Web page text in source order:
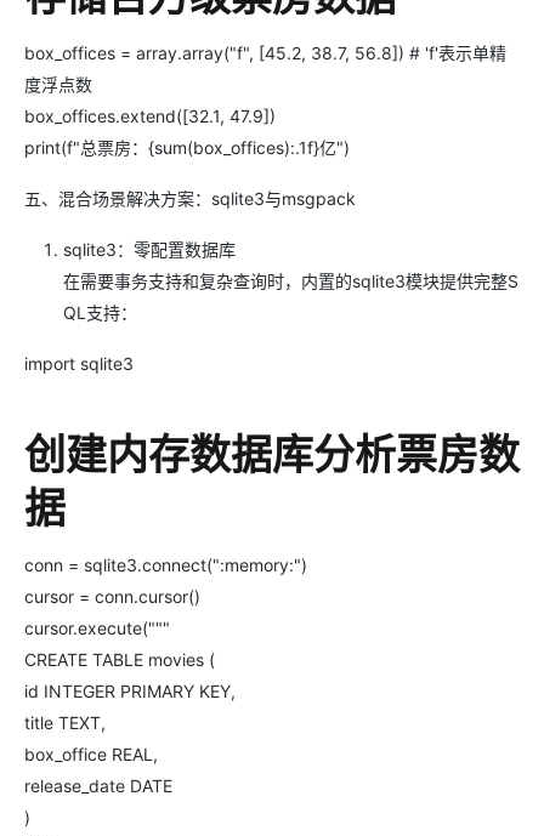
box_offices = array.array("f", [45.2, 38.7, 56.8]) # 'f'表示单精
度浮点数
box_offices.extend([32.1, 47.9])
print(f"总票房：{sum(box_offices):.1f}亿")
五、混合场景解决方案：sqlite3与msgpack
sqlite3：零配置数据库
在需要事务支持和复杂查询时，内置的sqlite3模块提供完整S
QL支持：
import sqlite3
创建内存数据库分析票房数
据
conn = sqlite3.connect(":memory:")
cursor = conn.cursor()
cursor.execute("""
CREATE TABLE movies (
id INTEGER PRIMARY KEY,
title TEXT,
box_office REAL,
release_date DATE
)